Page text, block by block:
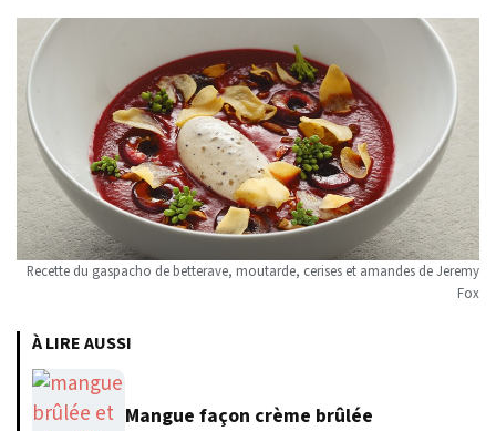
Recette du gaspacho de betterave, moutarde, cerises et amandes de Jeremy
Fox
À LIRE AUSSI
Mangue façon crème brûlée